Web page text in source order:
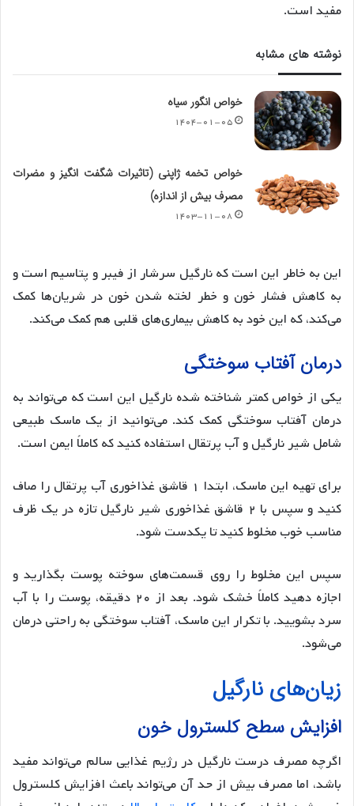
مفید است.
نوشته های مشابه
خواص انگور سیاه
۱۴۰۴-۰۱-۰۵
خواص تخمه ژاپنی (تاثیرات شگفت انگیز و مضرات
مصرف بیش از اندازه)
۱۴۰۳-۱۱-۰۸
این به خاطر این است که نارگیل سرشار از فیبر و پتاسیم است و
به کاهش فشار خون و خطر لخته شدن خون در شریان‌ها کمک
می‌کند، که این خود به کاهش بیماری‌های قلبی هم کمک می‌کند.
درمان آفتاب سوختگی
یکی از خواص کمتر شناخته شده نارگیل این است که می‌تواند به
درمان آفتاب سوختگی کمک کند. می‌توانید از یک ماسک طبیعی
شامل شیر نارگیل و آب پرتقال استفاده کنید که کاملاً ایمن است.
برای تهیه این ماسک، ابتدا ۱ قاشق غذاخوری آب پرتقال را صاف
کنید و سپس با ۲ قاشق غذاخوری شیر نارگیل تازه در یک ظرف
مناسب خوب مخلوط کنید تا یکدست شود.
سپس این مخلوط را روی قسمت‌های سوخته پوست بگذارید و
اجازه دهید کاملاً خشک شود. بعد از ۲۰ دقیقه، پوست را با آب
سرد بشویید. با تکرار این ماسک، آفتاب سوختگی به راحتی درمان
می‌شود.
زیان‌های نارگیل
افزایش سطح کلسترول خون
اگرچه مصرف درست نارگیل در رژیم غذایی سالم می‌تواند مفید
باشد، اما مصرف بیش از حد آن می‌تواند باعث افزایش کلسترول